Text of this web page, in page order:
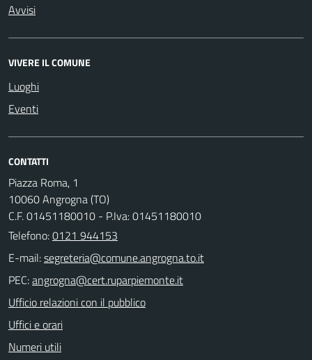
Avvisi
VIVERE IL COMUNE
Luoghi
Eventi
CONTATTI
Piazza Roma, 1
10060 Angrogna (TO)
C.F. 01451180010 - P.Iva: 01451180010
Telefono:0121 944153
E-mail:
PEC:
Ufficio relazioni con il pubblico
Uffici e orari
Numeri utili